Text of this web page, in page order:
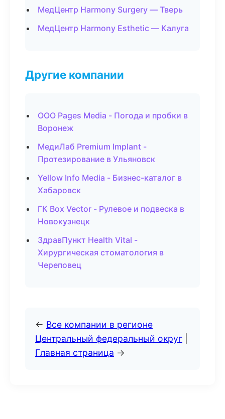
МедЦентр Harmony Surgery — Тверь
МедЦентр Harmony Esthetic — Калуга
Другие компании
ООО Pages Media - Погода и пробки в
Воронеж
МедиЛаб Premium Implant -
Протезирование в Ульяновск
Yellow Info Media - Бизнес-каталог в
Хабаровск
ГК Box Vector - Рулевое и подвеска в
Новокузнецк
ЗдравПункт Health Vital -
Хирургическая стоматология в
Череповец
← Все компании в регионе
Центральный федеральный округ
Главная страница →